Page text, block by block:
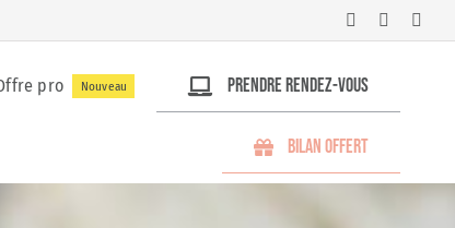
pro Nouveau Prendre rendez-vous
Bilan offert